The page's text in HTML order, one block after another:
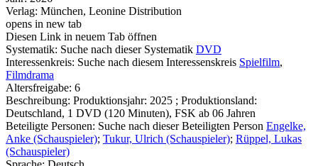
Verlag: München, Leonine Distribution
opens in new tab
Diesen Link in neuem Tab öffnen
Systematik: Suche nach dieser Systematik DVD
Interessenkreis: Suche nach diesem Interessenskreis Spielfilm,
Filmdrama
Altersfreigabe: 6
Beschreibung: Produktionsjahr: 2025 ; Produktionsland:
Deutschland, 1 DVD (120 Minuten), FSK ab 06 Jahren
Beteiligte Personen: Suche nach dieser Beteiligten Person Engelke,
Anke (Schauspieler); Tukur, Ulrich (Schauspieler); Rüppel, Lukas
(Schauspieler)